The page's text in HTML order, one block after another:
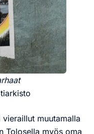
muutamalla
Tolosella myös oma